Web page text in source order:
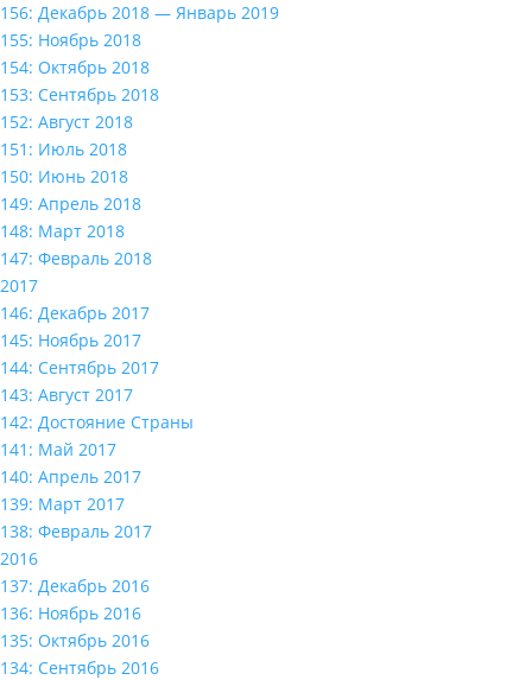
156: Декабрь 2018 — Январь 2019
155: Ноябрь 2018
154: Октябрь 2018
153: Сентябрь 2018
152: Август 2018
151: Июль 2018
150: Июнь 2018
149: Апрель 2018
148: Март 2018
147: Февраль 2018
2017
146: Декабрь 2017
145: Ноябрь 2017
144: Сентябрь 2017
143: Август 2017
142: Достояние Страны
141: Май 2017
140: Апрель 2017
139: Март 2017
138: Февраль 2017
2016
137: Декабрь 2016
136: Ноябрь 2016
135: Октябрь 2016
134: Сентябрь 2016